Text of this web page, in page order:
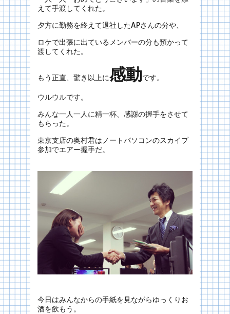
えて手渡してくれた。
夕方に勤務を終えて退社したAPさんの分や、
ロケで出張に出ているメンバーの分も預かって
渡してくれた。
もう正直、驚き以上に感動です。
ウルウルです。
みんな一人一人に精一杯、感謝の握手をさせて
もらった。
東京支店の奥村君はノートパソコンのスカイプ
参加でエアー握手だ。
今日はみんなからの手紙を見ながらゆっくりお
酒を飲もう。